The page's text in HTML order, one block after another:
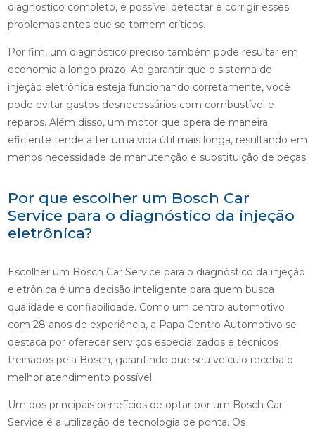
diagnóstico completo, é possível detectar e corrigir esses
problemas antes que se tornem críticos.
Por fim, um diagnóstico preciso também pode resultar em
economia a longo prazo. Ao garantir que o sistema de
injeção eletrônica esteja funcionando corretamente, você
pode evitar gastos desnecessários com combustível e
reparos. Além disso, um motor que opera de maneira
eficiente tende a ter uma vida útil mais longa, resultando em
menos necessidade de manutenção e substituição de peças.
Por que escolher um Bosch Car
Service para o diagnóstico da injeção
eletrônica?
Escolher um Bosch Car Service para o diagnóstico da injeção
eletrônica é uma decisão inteligente para quem busca
qualidade e confiabilidade. Como um centro automotivo
com 28 anos de experiência, a Papa Centro Automotivo se
destaca por oferecer serviços especializados e técnicos
treinados pela Bosch, garantindo que seu veículo receba o
melhor atendimento possível.
Um dos principais benefícios de optar por um Bosch Car
Service é a utilização de tecnologia de ponta. Os